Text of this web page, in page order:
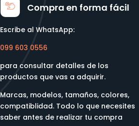
Compra en forma fácil
Escribe al WhatsApp:
099 603 0556
para consultar detalles de los
productos que vas a adquirir.
Marcas, modelos, tamaños, colores,
compatiblidad. Todo lo que necesites
saber antes de realizar tu compra